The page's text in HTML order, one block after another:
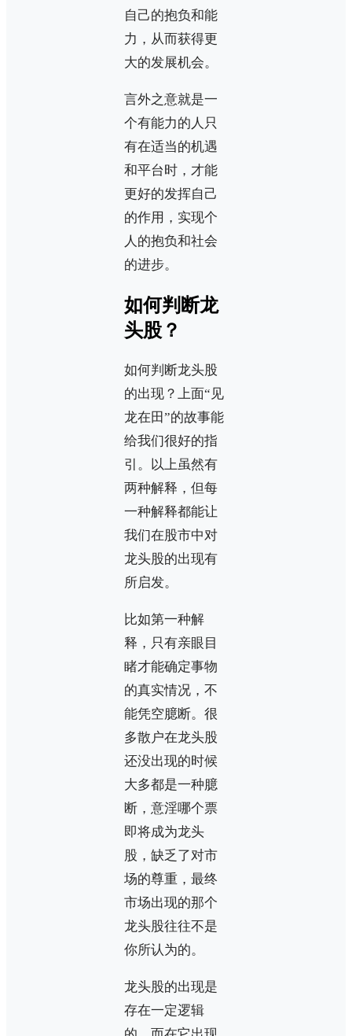
自己的抱负和能
力，从而获得更
大的发展机会。
言外之意就是一
个有能力的人只
有在适当的机遇
和平台时，才能
更好的发挥自己
的作用，实现个
人的抱负和社会
的进步。
如何判断龙
头股？
如何判断龙头股
的出现？上面“见
龙在田”的故事能
给我们很好的指
引。以上虽然有
两种解释，但每
一种解释都能让
我们在股市中对
龙头股的出现有
所启发。
比如第一种解
释，只有亲眼目
睹才能确定事物
的真实情况，不
能凭空臆断。很
多散户在龙头股
还没出现的时候
大多都是一种臆
断，意淫哪个票
即将成为龙头
股，缺乏了对市
场的尊重，最终
市场出现的那个
龙头股往往不是
你所认为的。
龙头股的出现是
存在一定逻辑